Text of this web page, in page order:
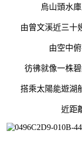
烏山頭水
由曾文溪近三十
由空中
彷彿就像一株
搭乘太陽能遊湖
近距